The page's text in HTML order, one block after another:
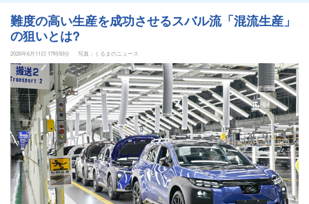
難度の高い生産を成功させるスバル流「混流生産」
の狙いとは?
2026年6月11日 17時50分 写真：くるまのニュース